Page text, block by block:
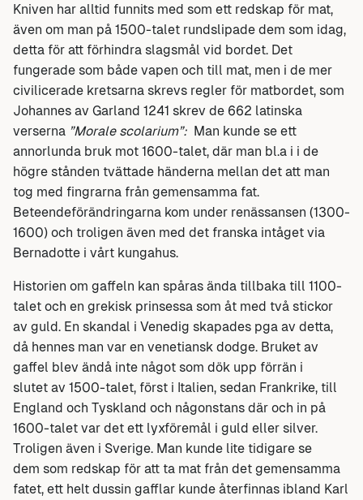
Kniven har alltid funnits med som ett redskap för mat,
även om man på 1500-talet rundslipade dem som idag,
detta för att förhindra slagsmål vid bordet. Det
fungerade som både vapen och till mat, men i de mer
civilicerade kretsarna skrevs regler för matbordet, som
Johannes av Garland 1241 skrev de 662 latinska
verserna ”Morale scolarium”: Man kunde se ett
annorlunda bruk mot 1600-talet, där man bl.a i i de
högre stånden tvättade händerna mellan det att man
tog med fingrarna från gemensamma fat.
Beteendeförändringarna kom under renässansen (1300-
1600) och troligen även med det franska intåget via
Bernadotte i vårt kungahus.
Historien om gaffeln kan spåras ända tillbaka till 1100-
talet och en grekisk prinsessa som åt med två stickor
av guld. En skandal i Venedig skapades pga av detta,
då hennes man var en venetiansk dodge. Bruket av
gaffel blev ändå inte något som dök upp förrän i
slutet av 1500-talet, först i Italien, sedan Frankrike, till
England och Tyskland och någonstans där och in på
1600-talet var det ett lyxföremål i guld eller silver.
Troligen även i Sverige. Man kunde lite tidigare se
dem som redskap för att ta mat från det gemensamma
fatet, ett helt dussin gafflar kunde återfinnas ibland Karl